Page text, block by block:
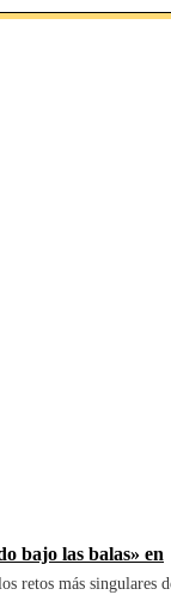
bajo las balas» en
retos más singulares